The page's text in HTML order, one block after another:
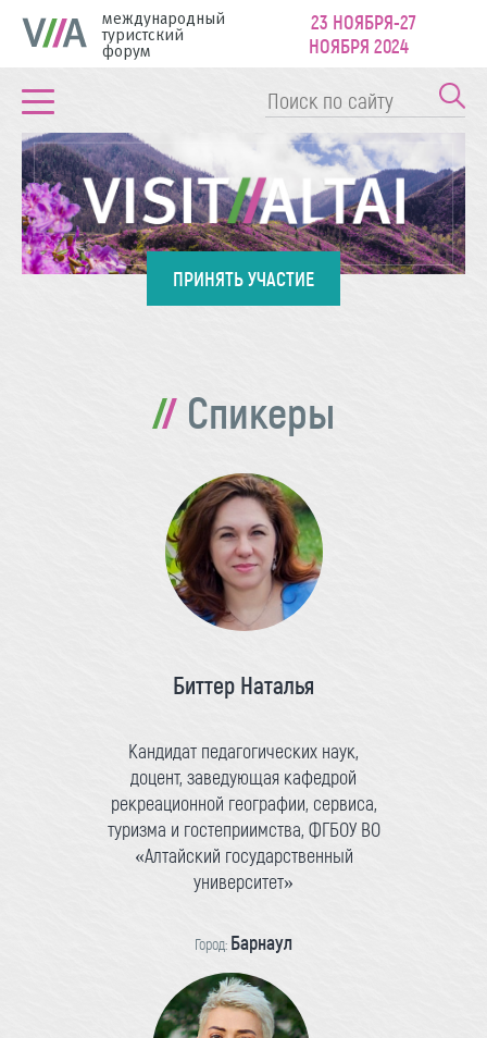
международный
туристский
форум
23 НОЯБРЯ-27
НОЯБРЯ 2024
ПРИНЯТЬ УЧАСТИЕ
Спикеры
Биттер Наталья
Кандидат педагогических наук,
доцент, заведующая кафедрой
рекреационной географии, сервиса,
туризма и гостеприимства, ФГБОУ ВО
«Алтайский государственный
университет»
Город: Барнаул